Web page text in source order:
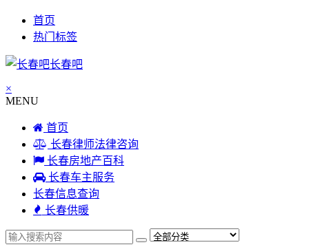
首页
热门标签
长春吧
×
MENU
首页
长春律师法律咨询
长春房地产百科
长春车主服务
长春信息查询
长春供暖